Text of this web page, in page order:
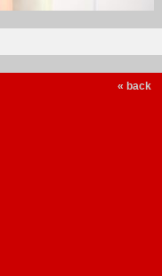
« back